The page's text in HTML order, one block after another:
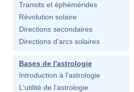
Transits et éphémérides
Révolution solaire
Directions secondaires
Directions d'arcs solaires
Bases de l'astrologie
Introduction à l'astrologie
L'utilité de l'astrologie